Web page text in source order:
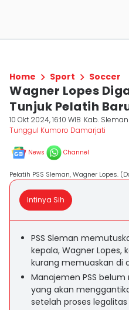
Home Sport Soccer
Wagner Lopes
Tunjuk Pelatih
10 Okt 2024, 16:10 WIB Kab. Sleman
Tunggul Kumoro Damarjati
News Channel
Pelatih PSS Sleman, Wagner Lopes.
Intinya Sih
PSS Sleman
kepala, Wagner
kurang memuaskan di
Manajemen PSS
yang akan
setelah proses